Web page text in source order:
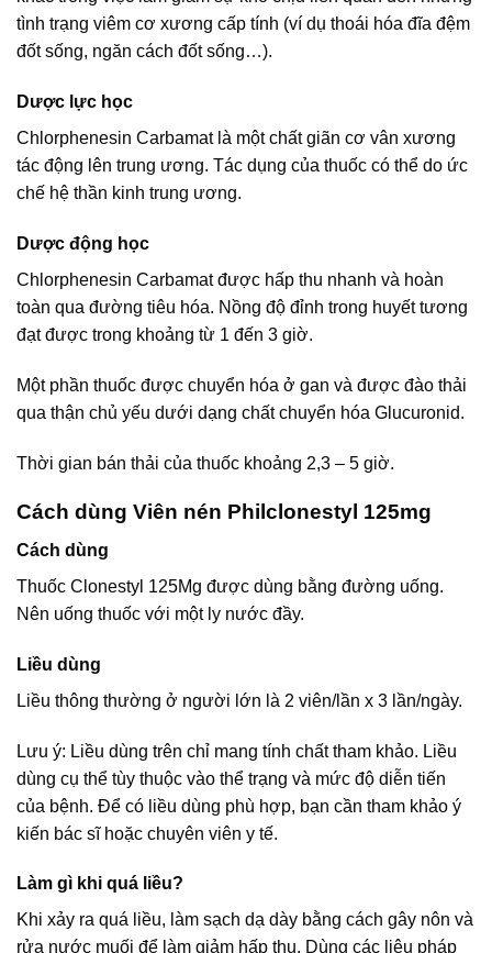
tình trạng viêm cơ xương cấp tính (ví dụ thoái hóa đĩa đệm
đốt sống, ngăn cách đốt sống…).
Dược lực học
Chlorphenesin Carbamat là một chất giãn cơ vân xương
tác động lên trung ương. Tác dụng của thuốc có thể do ức
chế hệ thần kinh trung ương.
Dược động học
Chlorphenesin Carbamat được hấp thu nhanh và hoàn
toàn qua đường tiêu hóa. Nồng độ đỉnh trong huyết tương
đạt được trong khoảng từ 1 đến 3 giờ.
Một phần thuốc được chuyển hóa ở gan và được đào thải
qua thận chủ yếu dưới dạng chất chuyển hóa Glucuronid.
Thời gian bán thải của thuốc khoảng 2,3 – 5 giờ.
Cách dùng Viên nén Philclonestyl 125mg
Cách dùng
Thuốc Clonestyl 125Mg được dùng bằng đường uống.
Nên uống thuốc với một ly nước đầy.
Liều dùng
Liều thông thường ở người lớn là 2 viên/lần x 3 lần/ngày.
Lưu ý: Liều dùng trên chỉ mang tính chất tham khảo. Liều
dùng cụ thể tùy thuộc vào thể trạng và mức độ diễn tiến
của bệnh. Để có liều dùng phù hợp, bạn cần tham khảo ý
kiến bác sĩ hoặc chuyên viên y tế.
Làm gì khi quá liều?
Khi xảy ra quá liều, làm sạch dạ dày bằng cách gây nôn và
rửa nước muối để làm giảm hấp thu. Dùng các liệu pháp